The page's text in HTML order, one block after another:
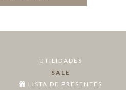
UTILIDADES
SALE
LISTA DE PRESENTES